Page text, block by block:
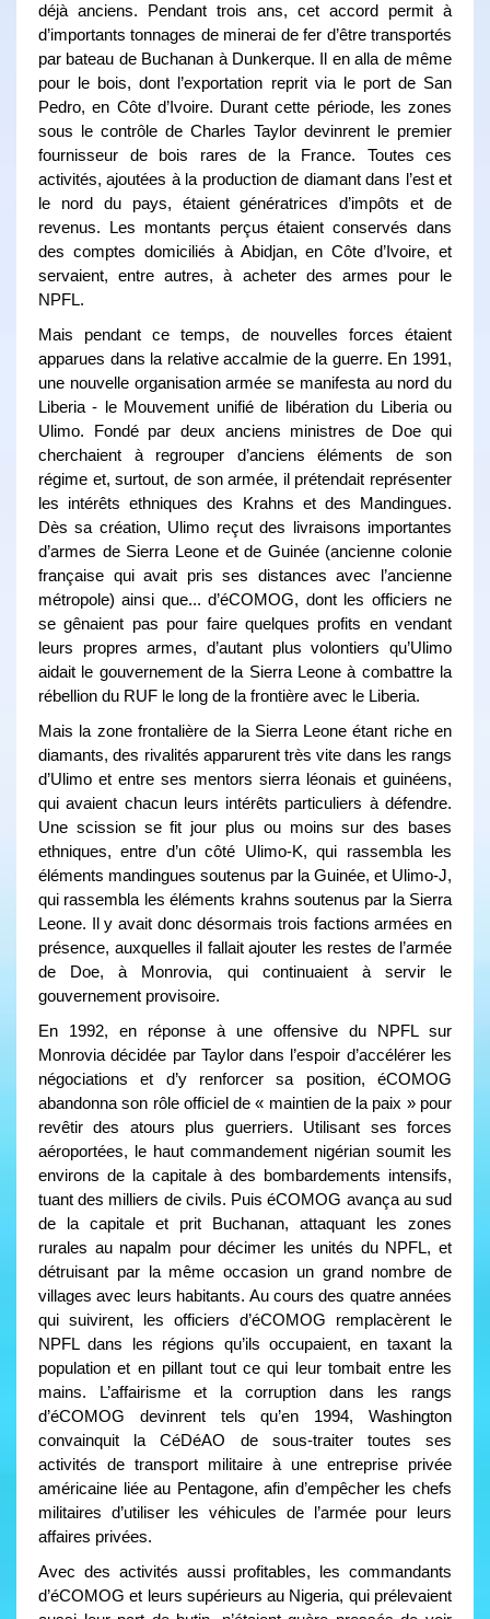
déjà anciens. Pendant trois ans, cet accord permit à
d’importants tonnages de minerai de fer d’être transportés
par bateau de Buchanan à Dunkerque. Il en alla de même
pour le bois, dont l’exportation reprit via le port de San
Pedro, en Côte d’Ivoire. Durant cette période, les zones
sous le contrôle de Charles Taylor devinrent le premier
fournisseur de bois rares de la France. Toutes ces
activités, ajoutées à la production de diamant dans l’est et
le nord du pays, étaient génératrices d’impôts et de
revenus. Les montants perçus étaient conservés dans
des comptes domiciliés à Abidjan, en Côte d’Ivoire, et
servaient, entre autres, à acheter des armes pour le
NPFL.
Mais pendant ce temps, de nouvelles forces étaient
apparues dans la relative accalmie de la guerre. En 1991,
une nouvelle organisation armée se manifesta au nord du
Liberia - le Mouvement unifié de libération du Liberia ou
Ulimo. Fondé par deux anciens ministres de Doe qui
cherchaient à regrouper d’anciens éléments de son
régime et, surtout, de son armée, il prétendait représenter
les intérêts ethniques des Krahns et des Mandingues.
Dès sa création, Ulimo reçut des livraisons importantes
d’armes de Sierra Leone et de Guinée (ancienne colonie
française qui avait pris ses distances avec l’ancienne
métropole) ainsi que... d’éCOMOG, dont les officiers ne
se gênaient pas pour faire quelques profits en vendant
leurs propres armes, d’autant plus volontiers qu’Ulimo
aidait le gouvernement de la Sierra Leone à combattre la
rébellion du RUF le long de la frontière avec le Liberia.
Mais la zone frontalière de la Sierra Leone étant riche en
diamants, des rivalités apparurent très vite dans les rangs
d’Ulimo et entre ses mentors sierra léonais et guinéens,
qui avaient chacun leurs intérêts particuliers à défendre.
Une scission se fit jour plus ou moins sur des bases
ethniques, entre d’un côté Ulimo-K, qui rassembla les
éléments mandingues soutenus par la Guinée, et Ulimo-J,
qui rassembla les éléments krahns soutenus par la Sierra
Leone. Il y avait donc désormais trois factions armées en
présence, auxquelles il fallait ajouter les restes de l’armée
de Doe, à Monrovia, qui continuaient à servir le
gouvernement provisoire.
En 1992, en réponse à une offensive du NPFL sur
Monrovia décidée par Taylor dans l’espoir d’accélérer les
négociations et d’y renforcer sa position, éCOMOG
abandonna son rôle officiel de « maintien de la paix » pour
revêtir des atours plus guerriers. Utilisant ses forces
aéroportées, le haut commandement nigérian soumit les
environs de la capitale à des bombardements intensifs,
tuant des milliers de civils. Puis éCOMOG avança au sud
de la capitale et prit Buchanan, attaquant les zones
rurales au napalm pour décimer les unités du NPFL, et
détruisant par la même occasion un grand nombre de
villages avec leurs habitants. Au cours des quatre années
qui suivirent, les officiers d’éCOMOG remplacèrent le
NPFL dans les régions qu’ils occupaient, en taxant la
population et en pillant tout ce qui leur tombait entre les
mains. L’affairisme et la corruption dans les rangs
d’éCOMOG devinrent tels qu’en 1994, Washington
convainquit la CéDéAO de sous-traiter toutes ses
activités de transport militaire à une entreprise privée
américaine liée au Pentagone, afin d’empêcher les chefs
militaires d’utiliser les véhicules de l’armée pour leurs
affaires privées.
Avec des activités aussi profitables, les commandants
d’éCOMOG et leurs supérieurs au Nigeria, qui prélevaient